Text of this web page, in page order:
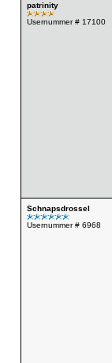
patrinity
Usernummer # 17100
Schnapsdrossel
Usernummer # 6968